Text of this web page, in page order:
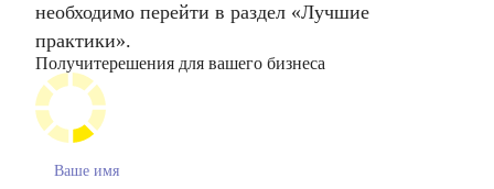
необходимо перейти в раздел «Лучшие
практики».
Получитерешения для вашего бизнеса